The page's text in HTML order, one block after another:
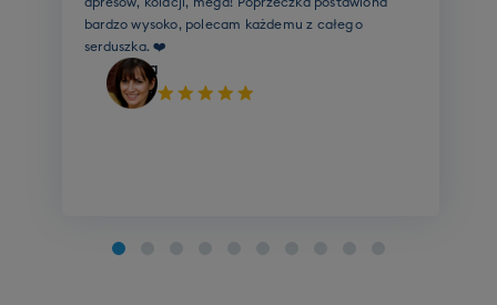
Cena grupowego szkolenia narciarskiego to 790 zł.
Rezerwując wyjazd zadeklaruj jeden z poniższych
poziomów Twojego zaawansowania:
Poziom zaawansowany
szkółki lokalnej (w tej samej cenie, ale szkolenie
będzie w języku angielskim) w przypadku
niewystarczającej liczby chętnych.
Amelia